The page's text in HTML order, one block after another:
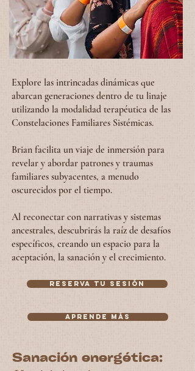
Explore las intrincadas dinámicas que
abarcan generaciones dentro de tu linaje
utilizando la modalidad terapéutica de las
Constelaciones Familiares Sistémicas.
Brian facilita un viaje de inmersión para
revelar y abordar patrones y traumas
familiares subyacentes, a menudo
oscurecidos por el tiempo.
Al reconectar con narrativas y sistemas
ancestrales, descubrirás la raíz de desafíos
específicos, creando un espacio para la
aceptación, la sanación y el crecimiento.
RESERVA TU SESIÓN
Aprende más
Sanación energética: